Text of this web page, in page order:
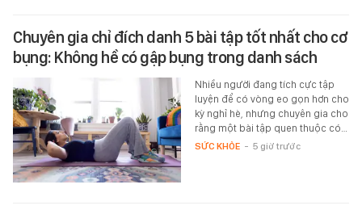
Chuyên gia chỉ đích danh 5 bài tập tốt nhất cho cơ
bụng: Không hề có gập bụng trong danh sách
Nhiều người đang tích cực tập
luyện để có vòng eo gọn hơn cho
kỳ nghỉ hè, nhưng chuyên gia cho
rằng một bài tập quen thuộc có…
SỨC KHỎE - 5 giờ trước